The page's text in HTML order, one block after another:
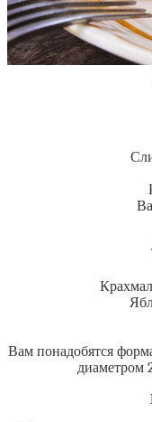
Вам понадобятся
диаметром